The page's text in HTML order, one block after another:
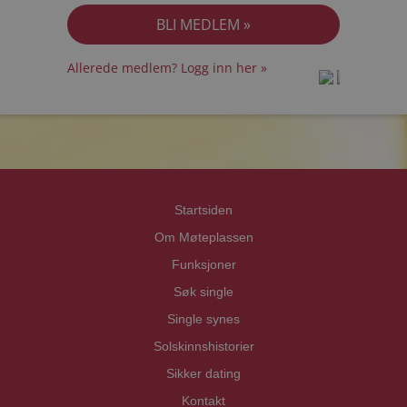
Allerede medlem? Logg inn her »
Startsiden
Om Møteplassen
Funksjoner
Søk single
Single synes
Solskinnshistorier
Sikker dating
Kontakt